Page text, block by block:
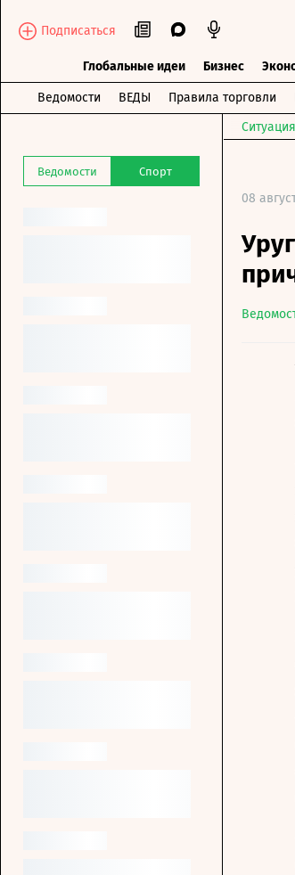
Подписаться
Глобальные идеи Бизнес
Ведомости ВЕДЫ Правила торговли
Ведомости Спорт
08